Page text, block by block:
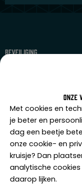
Beveiliging
Beveiligd
Objectbeveiliging
Transportbeveiliging
Horecabeveiliging
Zorgbeveiliging
Trainingen
Onze
Met cookies en
je beter en
dag een beetje
onze cookie- en
kruisje? Dan
analytische
daarop lijken.